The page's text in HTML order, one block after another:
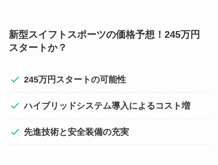
新型スイフトスポーツの価格予想！245万円
スタートか？
245万円スタートの可能性
ハイブリッドシステム導入によるコスト増
先進技術と安全装備の充実